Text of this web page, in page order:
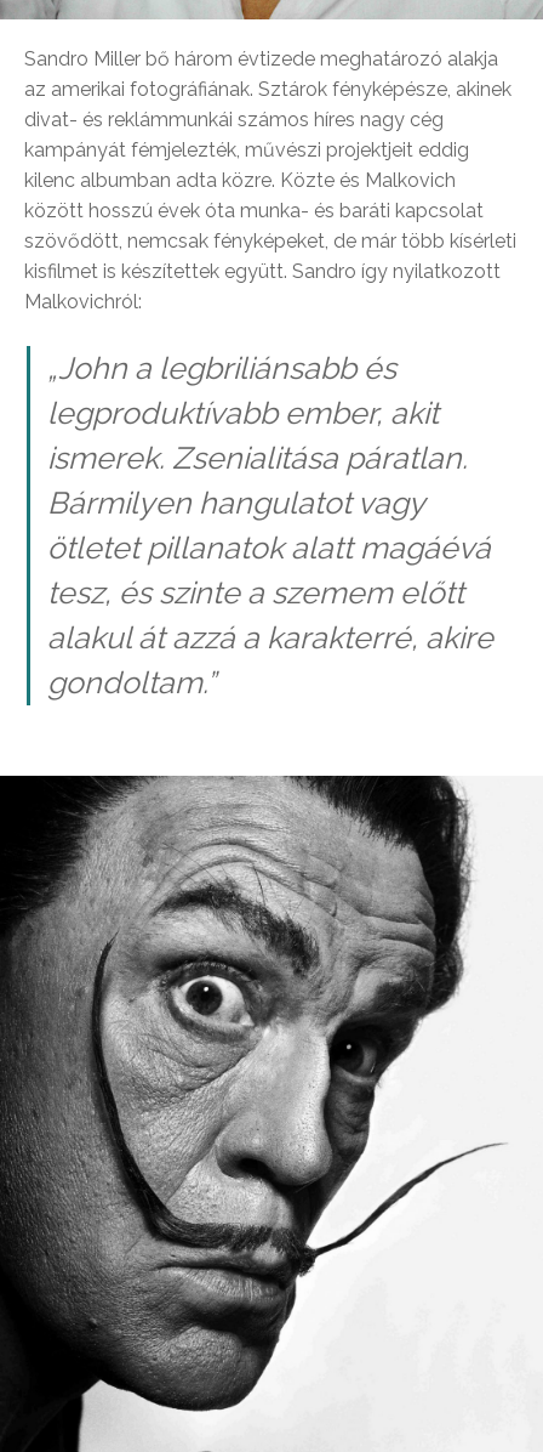
Sandro Miller bő három évtizede meghatározó alakja
az amerikai fotográfiának. Sztárok fényképésze, akinek
divat- és reklámmunkái számos híres nagy cég
kampányát fémjelezték, művészi projektjeit eddig
kilenc albumban adta közre. Közte és Malkovich
között hosszú évek óta munka- és baráti kapcsolat
szövődött, nemcsak fényképeket, de már több kísérleti
kisfilmet is készítettek együtt. Sandro így nyilatkozott
Malkovichról:
„John a legbriliánsabb és
legproduktívabb ember, akit
ismerek. Zsenialitása páratlan.
Bármilyen hangulatot vagy
ötletet pillanatok alatt magáévá
tesz, és szinte a szemem előtt
alakul át azzá a karakterré, akire
gondoltam.”